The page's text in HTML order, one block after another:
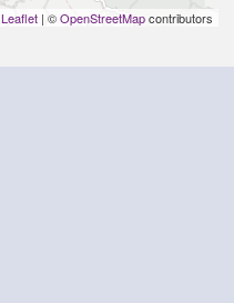
Leaflet | ©OpenStreetMapcontributors